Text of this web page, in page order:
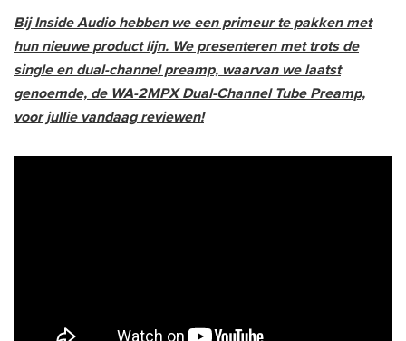
Bij Inside Audio hebben we een primeur te pakken met
hun nieuwe product lijn. We presenteren met trots de
single en dual-channel preamp, waarvan we laatst
genoemde, de WA-2MPX Dual-Channel Tube Preamp,
voor jullie vandaag reviewen!